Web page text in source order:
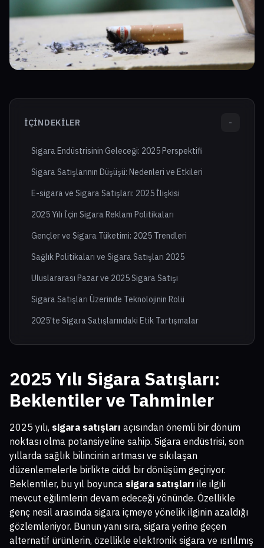
İÇINDEKILER -
Sigara Endüstrisinin Geleceği: 2025 Perspektifi
Sigara Satışlarının Düşüşü: Nedenleri ve Etkileri
E-sigara ve Sigara Satışları: 2025 İlişkisi
2025 Yılı İçin Sigara Reklam Politikaları
Gençler ve Sigara Tüketimi: 2025 Trendleri
Sağlık Politikaları ve Sigara Satışları 2025
Uluslararası Pazar ve 2025 Sigara Satışı
Sigara Satışları Üzerinde Teknolojinin Rolü
2025'te Sigara Satışlarındaki Etik Tartışmalar
2025 Yılı Sigara Satışları:
Beklentiler ve Tahminler
2025 yılı, sigara satışları açısından önemli bir dönüm
noktası olma potansiyeline sahip. Sigara endüstrisi, son
yıllarda sağlık bilincinin artması ve sıkılaşan
düzenlemelerle birlikte ciddi bir dönüşüm geçiriyor.
Beklentiler, bu yıl boyunca sigara satışları ile ilgili
mevcut eğilimlerin devam edeceği yönünde. Özellikle
genç nesil arasında sigara içmeye yönelik ilginin azaldığı
gözlemleniyor. Bunun yanı sıra, sigara yerine geçen
alternatif ürünlerin, özellikle elektronik sigara ve ısıtılmış